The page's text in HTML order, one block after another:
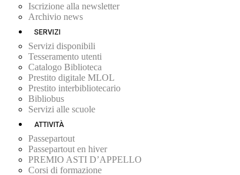
Iscrizione alla newsletter
Archivio news
SERVIZI
Servizi disponibili
Tesseramento utenti
Catalogo Biblioteca
Prestito digitale MLOL
Prestito interbibliotecario
Bibliobus
Servizi alle scuole
ATTIVITÀ
Passepartout
Passepartout en hiver
PREMIO ASTI D’APPELLO
Corsi di formazione